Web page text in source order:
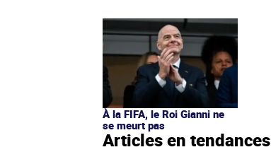
À la FIFA, le Roi Gianni ne
se meurt pas
Articles en tendances